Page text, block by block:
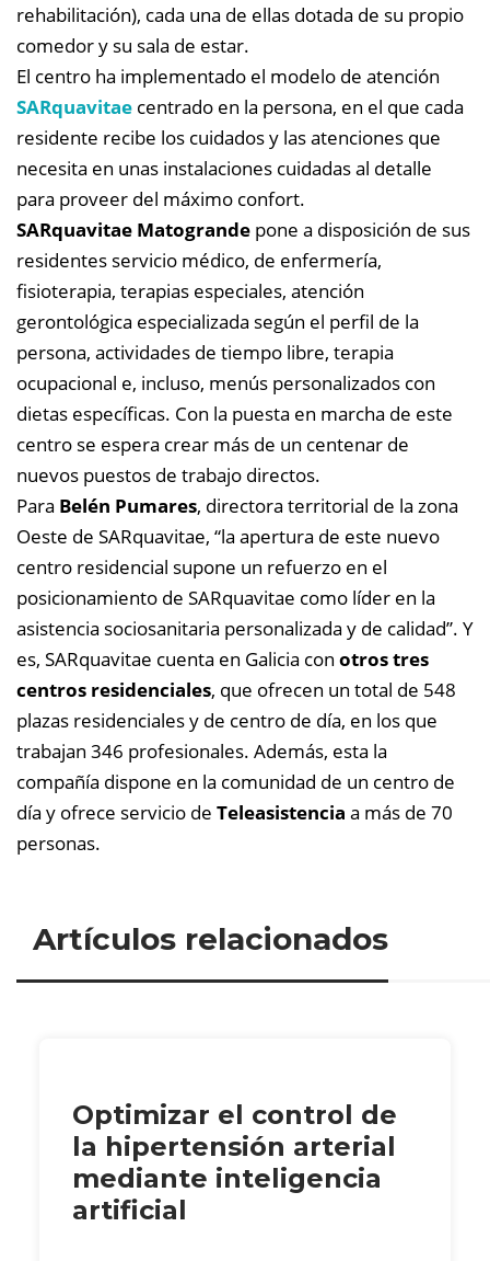
rehabilitación), cada una de ellas dotada de su propio
comedor y su sala de estar.
El centro ha implementado el modelo de atención
SARquavitae centrado en la persona, en el que cada
residente recibe los cuidados y las atenciones que
necesita en unas instalaciones cuidadas al detalle
para proveer del máximo confort.
SARquavitae Matogrande pone a disposición de sus
residentes servicio médico, de enfermería,
fisioterapia, terapias especiales, atención
gerontológica especializada según el perfil de la
persona, actividades de tiempo libre, terapia
ocupacional e, incluso, menús personalizados con
dietas específicas. Con la puesta en marcha de este
centro se espera crear más de un centenar de
nuevos puestos de trabajo directos.
Para Belén Pumares, directora territorial de la zona
Oeste de SARquavitae, “la apertura de este nuevo
centro residencial supone un refuerzo en el
posicionamiento de SARquavitae como líder en la
asistencia sociosanitaria personalizada y de calidad”. Y
es, SARquavitae cuenta en Galicia con otros tres
centros residenciales, que ofrecen un total de 548
plazas residenciales y de centro de día, en los que
trabajan 346 profesionales. Además, esta la
compañía dispone en la comunidad de un centro de
día y ofrece servicio de Teleasistencia a más de 70
personas.
Artículos relacionados
Optimizar el control de
la hipertensión arterial
mediante inteligencia
artificial